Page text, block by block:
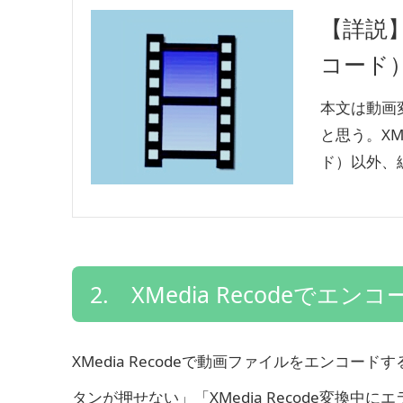
【詳
コード
本文は動画
と思う。
ド）以外
2. XMedia Recodeでエンコ
XMedia Recodeで動画ファイルをエンコード
タンが押せない」「XMedia Recode変換中に